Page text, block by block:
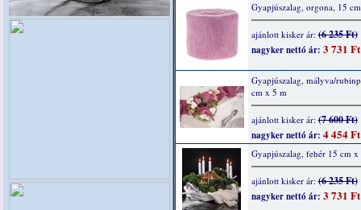
Gyapjúszalag, orgona, 15
ajánlott kisker ár:(6 235 Ft)
nagyker nettó ár: 3 731 Ft
Gyapjúszalag, mályva/
cm x 5 m
ajánlott kisker ár:(7 600 Ft)
nagyker nettó ár: 4 454 Ft
Gyapjúszalag, fehér 15 cm x
ajánlott kisker ár:(6 235 Ft)
nagyker nettó ár: 3 731 Ft